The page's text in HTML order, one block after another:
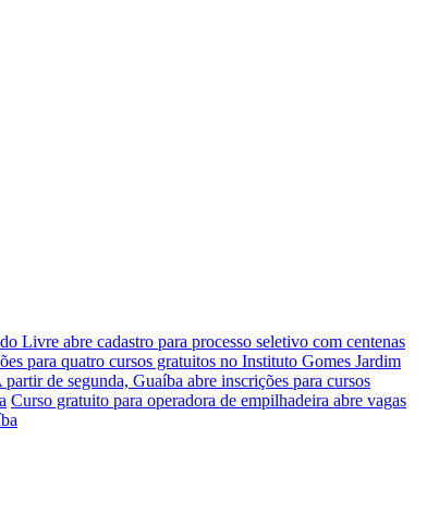
Livre abre cadastro para processo seletivo com centenas
para quatro cursos gratuitos no Instituto Gomes Jardim
partir de segunda, Guaíba abre inscrições para cursos
Curso gratuito para operadora de empilhadeira abre vagas